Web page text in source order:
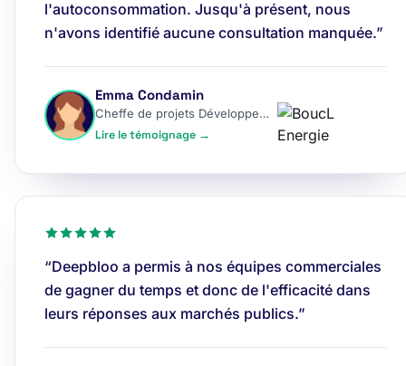
l'autoconsommation. Jusqu'à présent, nous
n'avons identifié aucune consultation manquée.”
Emma Condamin
Cheffe de projets Développement
Lire le témoignage →
“Deepbloo a permis à nos équipes commerciales
de gagner du temps et donc de l'efficacité dans
leurs réponses aux marchés publics.”